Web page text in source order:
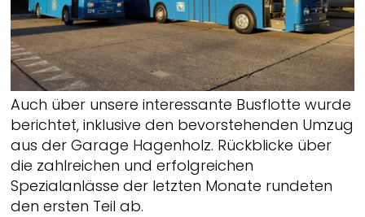
Auch über unsere interessante Busflotte wurde
berichtet, inklusive den bevorstehenden Umzug
aus der Garage Hagenholz. Rückblicke über
die zahlreichen und erfolgreichen
Spezialanlässe der letzten Monate rundeten
den ersten Teil ab.